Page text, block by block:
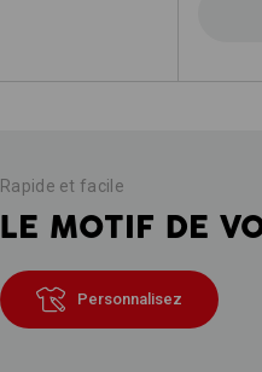
Rapide et facile
LE MOTIF DE
Personnalisez